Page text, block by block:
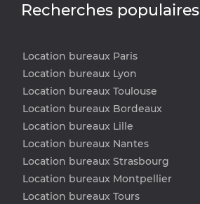
Recherches populaires
Location bureaux Paris
Location bureaux Lyon
Location bureaux Toulouse
Location bureaux Bordeaux
Location bureaux Lille
Location bureaux Nantes
Location bureaux Strasbourg
Location bureaux Montpellier
Location bureaux Tours